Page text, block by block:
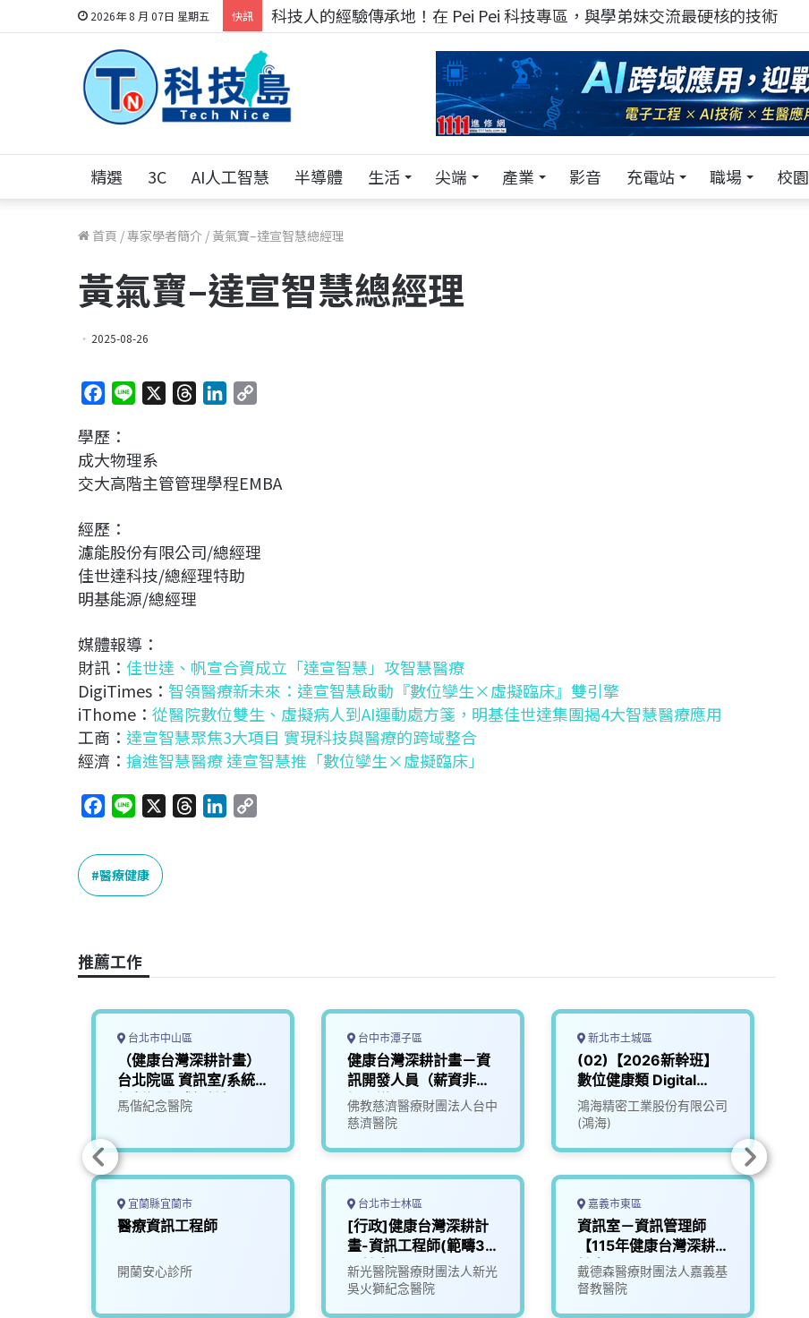
2026年 8 月 07日 星期五 快訊 科技人的經驗傳承地！在 Pei Pei 科技專區，與學弟妹交流最硬核的技術
精選 3C AI人工智慧 半導體 生活 尖端 產業 影音 充電站 職場 校園
首頁 /專家學者簡介 / 黃氣寶–達宣智慧總經理
黃氣寶–達宣智慧總經理
2025-08-26
c
e
b
o
k
e
a
e
n
L
k
學歷：
成大物理系
交大高階主管管理學程EMBA
經歷：
濾能股份有限公司/總經理
佳世達科技/總經理特助
明基能源/總經理
媒體報導：
財訊： 佳世達、帆宣合資成立「達宣智慧」攻智慧醫療
DigiTimes： 智領醫療新未來：達宣智慧啟動『數位孿生×虛擬臨床』雙引擎
iThome： 從醫院數位雙生、虛擬病人到AI運動處方箋，明基佳世達集團揭4大智慧醫療應用
工商： 達宣智慧聚焦3大項目 實現科技與醫療的跨域整合
經濟： 搶進智慧醫療 達宣智慧推「數位孿生×虛擬臨床」
c
e
b
k
n
e
醫療健康
推薦工作
台北市中山區
（健康台灣深耕計畫）
台北院區 資訊室/系統
規劃課 程式設計師
馬偕紀念醫院
宜蘭縣宜蘭市
醫療資訊工程師
開蘭安心診所
台中市潭子區
健康台灣深耕計畫－資
訊開發人員（薪資非常
好面議）
佛教慈濟醫療財團法人台中
慈濟醫院
台北市士林區
[行政]健康台灣深耕計
畫-資訊工程師(範疇3
子計畫12)
新光醫院醫療財團法人新光
吳火獅紀念醫院
新北市土城區
(02)【2026新幹班】
數位健康類 Digital
Health
鴻海精密工業股份有限公司
(鴻海)
嘉義市東區
資訊室－資訊管理師
【115年健康台灣深耕
計畫】
戴德森醫療財團法人嘉義基
督教醫院